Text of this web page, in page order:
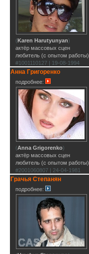
(Karen Harutyunyan)
актёр массовых сцен
любитель (с опытом работы)
#1001110127 | 19-08-1994
Анна Григоренко
подробнее:
(Anna Grigorenko)
актёр массовых сцен
любитель (с опытом работы)
#2001060807 | 24-04-1981
Грачья Степанян
подробнее: